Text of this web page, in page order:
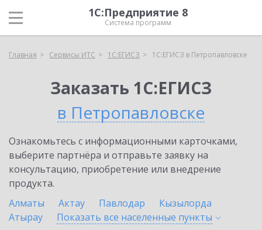
1С:Предприятие 8
Система программ
Главная Сервисы ИТС 1С:ЕГИСЗ 1С:ЕГИСЗ в Петропавловске
Заказать 1С:ЕГИСЗ
в Петропавловске
Ознакомьтесь с информационными карточками,
выберите партнёра и отправьте заявку на
консультацию, приобретение или внедрение
продукта.
Алматы
Актау Павлодар
Кызылорда
Атырау
Показать все населенные пункты